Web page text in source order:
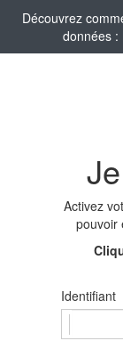
Découvrez
données :
Activez
pouvoir
Identifiant